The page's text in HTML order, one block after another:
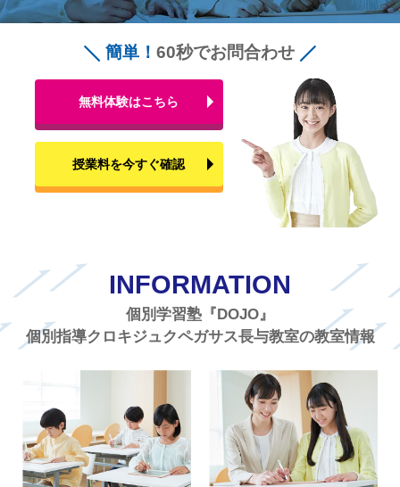
簡単！ 60秒でお問合わせ
無料体験はこちら
授業料を今すぐ確認
INFORMATION
個別学習塾『DOJO』
個別指導クロキジュクペガサス長与教室の教室情報